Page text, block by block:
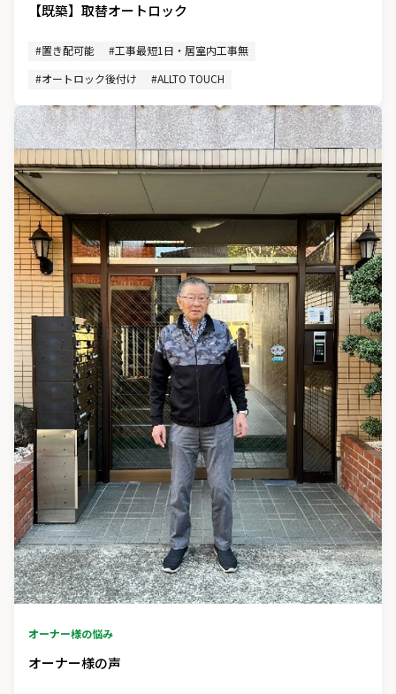
【既築】取替オートロック
#置き配可能
#工事最短1日・居室内工事無
#オートロック後付け
#ALLTO TOUCH
オーナー様の悩み
オーナー様の声